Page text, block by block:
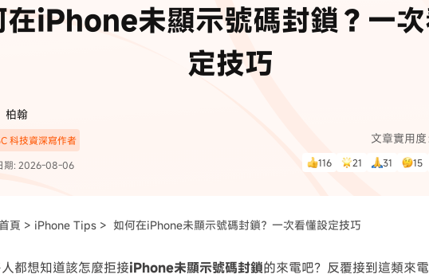
Win 資料救援
Mac 資料救援
新版本
UltData LINE 數據恢復
UltData WhatsApp 數據恢復
片備份到外接硬碟 ·Pokemo GO Plus 無法配對
·寶可夢自動抓寶
人像修圖
為您提供最實用的數
入手！
購後即可使用！
在iPhone未顯示號碼封鎖？一
定技巧
柏翰
科技資深寫作者
期: 2026-08-06
文章實用度
116 21 31 15
首頁 > iPhone Tips > 如何在iPhone未顯示號碼封鎖？一次看懂設定技巧
都想知道該怎麼拒接iPhone未顯示號碼封鎖的來電吧？反覆接到這類來